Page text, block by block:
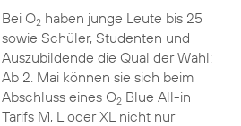
Bei O2haben junge Leute bis 25
sowie Schüler, Studenten und
Auszubildende die Qual der Wahl:
Ab 2. Mai können sie sich beim
Abschluss eines O2Blue All-in
Tarifs M, L oder XL nicht nur